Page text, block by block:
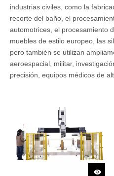
industrias civiles, como la
recorte del baño, el
automotrices, el procesamiento
muebles de estilo europeo, las
pero también se utilizan
aeroespacial, militar,
precisión, equipos médicos de